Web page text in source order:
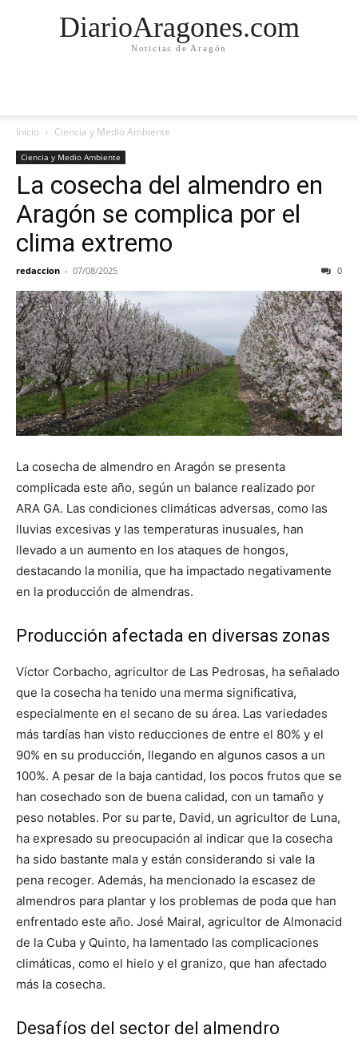
DiarioAragones.com
Noticias de Aragón
Inicio Ciencia y Medio Ambiente
Ciencia y Medio Ambiente
La cosecha del almendro en
Aragón se complica por el
clima extremo
redaccion - 07/08/2025 0
La cosecha de almendro en Aragón se presenta
complicada este año, según un balance realizado por
ARA GA. Las condiciones climáticas adversas, como las
lluvias excesivas y las temperaturas inusuales, han
llevado a un aumento en los ataques de hongos,
destacando la monilia, que ha impactado negativamente
en la producción de almendras.
Producción afectada en diversas zonas
Víctor Corbacho, agricultor de Las Pedrosas, ha señalado
que la cosecha ha tenido una merma significativa,
especialmente en el secano de su área. Las variedades
más tardías han visto reducciones de entre el 80% y el
90% en su producción, llegando en algunos casos a un
100%. A pesar de la baja cantidad, los pocos frutos que se
han cosechado son de buena calidad, con un tamaño y
peso notables. Por su parte, David, un agricultor de Luna,
ha expresado su preocupación al indicar que la cosecha
ha sido bastante mala y están considerando si vale la
pena recoger. Además, ha mencionado la escasez de
almendros para plantar y los problemas de poda que han
enfrentado este año. José Mairal, agricultor de Almonacid
de la Cuba y Quinto, ha lamentado las complicaciones
climáticas, como el hielo y el granizo, que han afectado
más la cosecha.
Desafíos del sector del almendro